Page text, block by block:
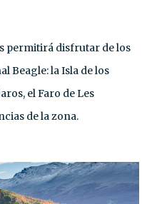
permitirá disfrutar de los
Beagle: la Isla de los
el Faro de Les
de la zona.